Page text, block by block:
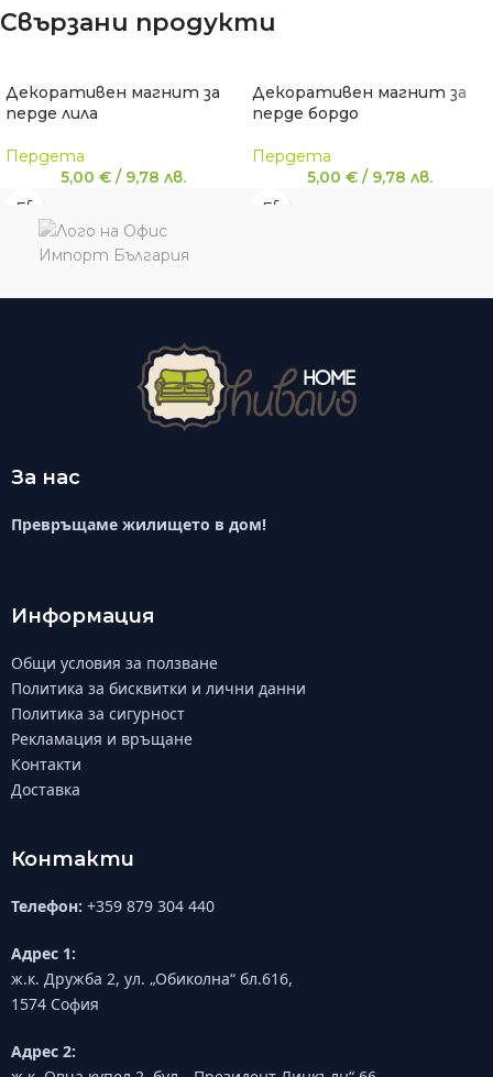
Свързани продукти
Декоративен магнит за
перде лила
Пердета
5,00 € / 9,78 лв.
Декоративен магнит за
перде бордо
Пердета
5,00 € / 9,78 лв.
За нас
Превръщаме жилището в дом!
Информация
Общи условия за ползване
Политика за бисквитки и лични данни
Политика за сигурност
Рекламация и връщане
Контакти
Доставка
Контакти
Телефон: +359 879 304 440
Адрес 1:
ж.к. Дружба 2, ул. „Обиколна“ бл.616,
1574 София
Адрес 2: